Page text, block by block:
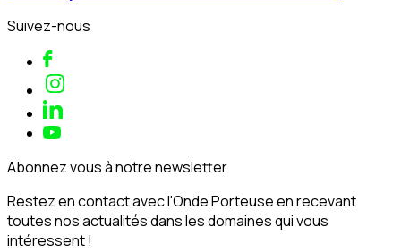
Suivez-nous
Abonnez vous à notre newsletter
Restez en contact avec l'Onde Porteuse en recevant
toutes nos actualités dans les domaines qui vous
intéressent !